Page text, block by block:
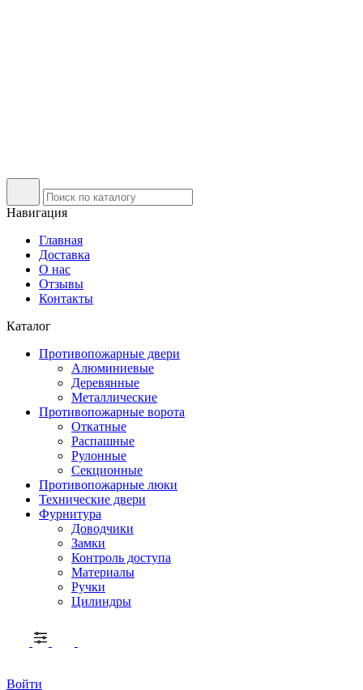
Навигация
Главная
Доставка
О нас
Отзывы
Контакты
Каталог
Противопожарные двери
Алюминиевые
Деревянные
Металлические
Противопожарные ворота
Откатные
Распашные
Рулонные
Секционные
Противопожарные люки
Технические двери
Фурнитура
Доводчики
Замки
Контроль доступа
Материалы
Ручки
Цилиндры
Войти